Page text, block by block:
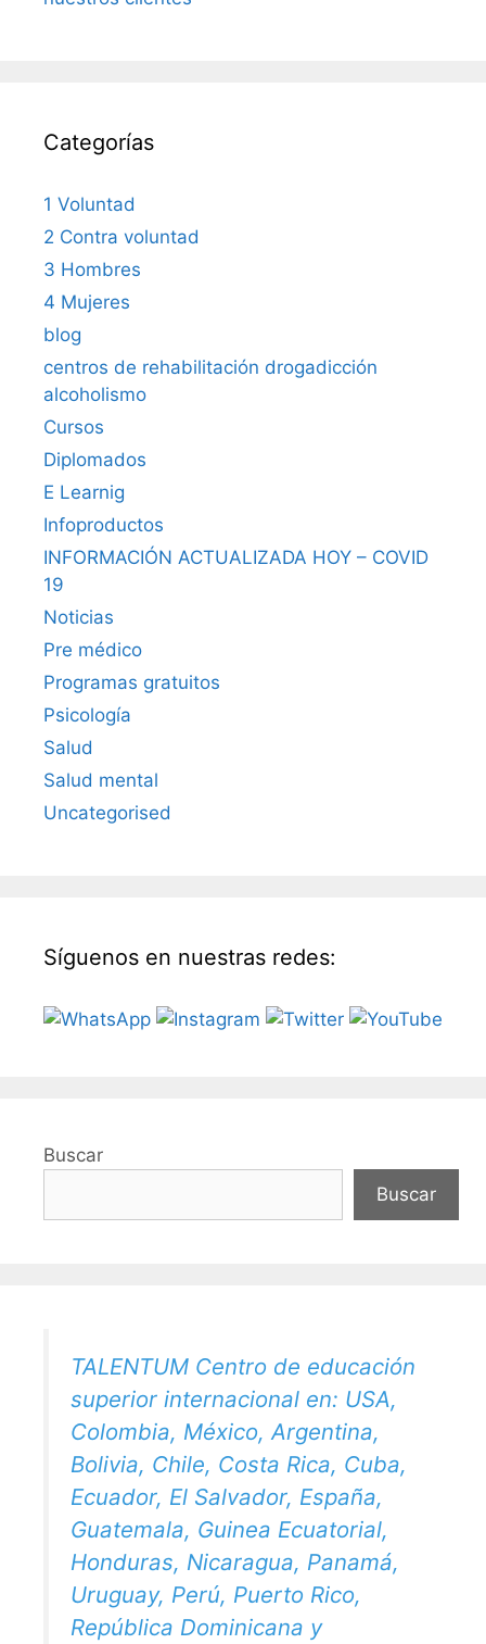
Categorías
1 Voluntad
2 Contra voluntad
3 Hombres
4 Mujeres
blog
centros de rehabilitación drogadicción
alcoholismo
Cursos
Diplomados
E Learnig
Infoproductos
INFORMACIÓN ACTUALIZADA HOY – COVID
19
Noticias
Pre médico
Programas gratuitos
Psicología
Salud
Salud mental
Uncategorised
Síguenos en nuestras redes:
Buscar
Buscar
TALENTUM Centro de educación
superior internacional en: USA,
Colombia, México, Argentina,
Bolivia, Chile, Costa Rica, Cuba,
Ecuador, El Salvador, España,
Guatemala, Guinea Ecuatorial,
Honduras, Nicaragua, Panamá,
Uruguay, Perú, Puerto Rico,
República Dominicana y